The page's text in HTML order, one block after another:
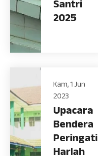
Santri
2025
Kam, 1 Jun
2023
Upacara
Bendera
Peringati